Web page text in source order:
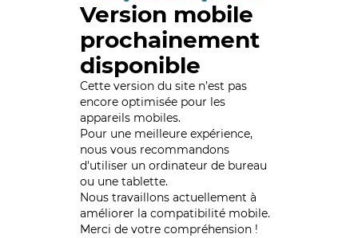
Version mobile
prochainement
disponible
Cette version du site n’est pas
encore optimisée pour les
appareils mobiles.
Pour une meilleure expérience,
nous vous recommandons
d'utiliser un ordinateur de bureau
ou une tablette.
Nous travaillons actuellement à
améliorer la compatibilité mobile.
Merci de votre compréhension !